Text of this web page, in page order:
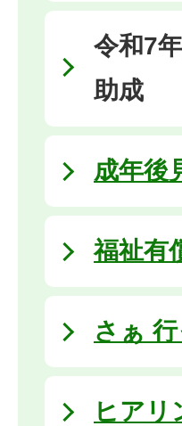
令和7
助成
成年後
福祉有
さぁ
ヒアリ